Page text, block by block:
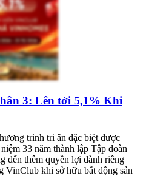
3: Lên tới 5,1% Khi
trình tri ân đặc biệt được
33 năm thành lập Tập đoàn
đến thêm quyền lợi dành riêng
VinClub khi sở hữu bất động sản